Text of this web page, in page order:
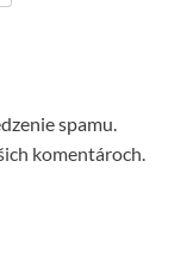
spamu.
komentároch.